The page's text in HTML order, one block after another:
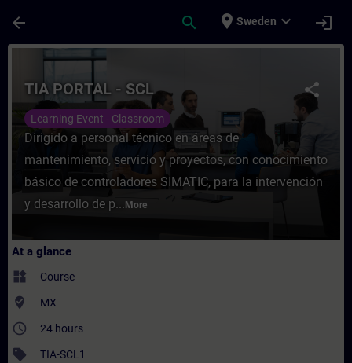
arrow_back search place Sweden expand_more login
Course - TIA PORTAL - SCL - Training -
share
TIA PORTAL - SCL
Learning Event - Classroom
Dirigido a personal técnico en áreas de
mantenimiento, servicio y proyectos, con conocimiento
básico de controladores SIMATIC, para la intervención
y desarrollo de p... More
At a glance
widgets Course
where_to_vote MX
access_time 24 hours
sell TIA-SCL1